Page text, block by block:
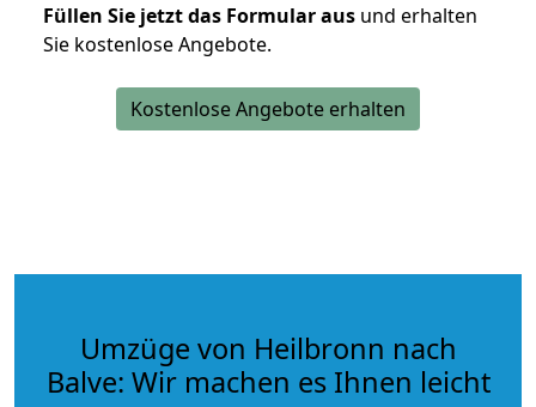
Füllen Sie jetzt das Formular aus und erhalten
Sie kostenlose Angebote.
Kostenlose Angebote erhalten
Umzüge von Heilbronn nach
Balve: Wir machen es Ihnen leicht